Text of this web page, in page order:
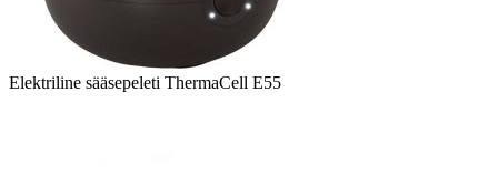
Elektriline sääsepeleti ThermaCell E55